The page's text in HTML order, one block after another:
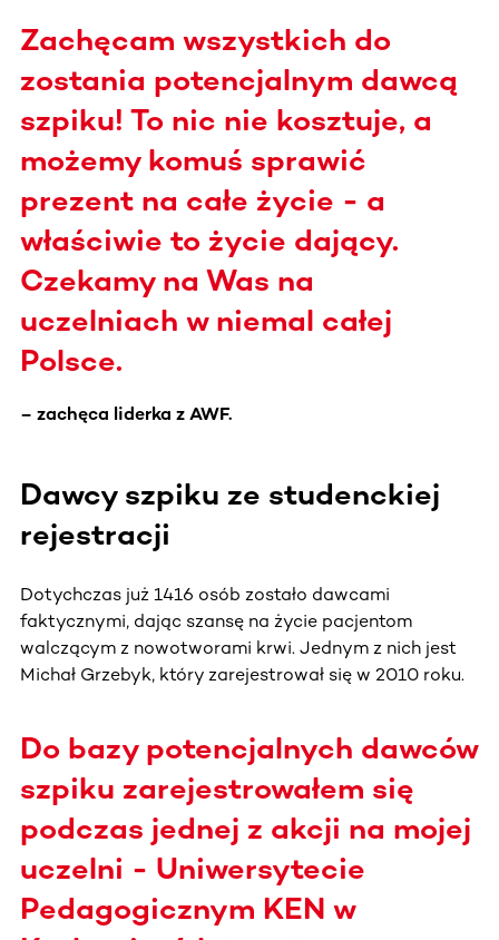
Zachęcam wszystkich do
zostania potencjalnym dawcą
szpiku! To nic nie kosztuje, a
możemy komuś sprawić
prezent na całe życie - a
właściwie to życie dający.
Czekamy na Was na
uczelniach w niemal całej
Polsce.
– zachęca liderka z AWF.
Dawcy szpiku ze studenckiej
rejestracji
Dotychczas już 1416 osób zostało dawcami
faktycznymi, dając szansę na życie pacjentom
walczącym z nowotworami krwi. Jednym z nich jest
Michał Grzebyk, który zarejestrował się w 2010 roku.
Do bazy potencjalnych dawców
szpiku zarejestrowałem się
podczas jednej z akcji na mojej
uczelni - Uniwersytecie
Pedagogicznym KEN w